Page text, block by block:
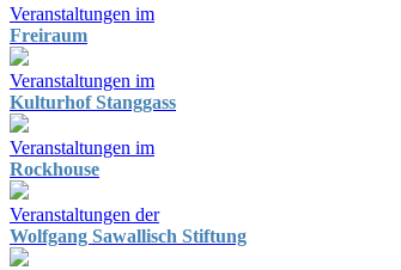
Veranstaltungen im
Freiraum
Veranstaltungen im
Kulturhof Stanggass
Veranstaltungen im
Rockhouse
Veranstaltungen der
Wolfgang Sawallisch Stiftung